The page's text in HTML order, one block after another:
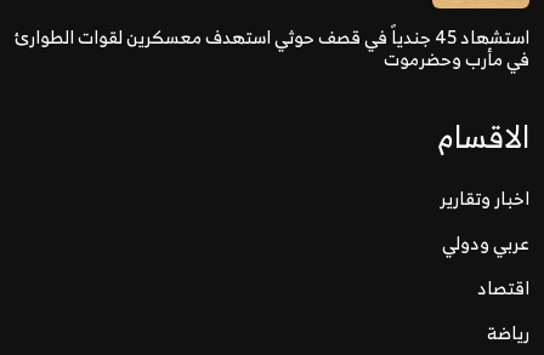
استشهاد 45 جندياً في قصف حوثي استهدف معسكرين لقوات الطوارئ
في مأرب وحضرموت
الاقسام
اخبار وتقارير
عربي ودولي
اقتصاد
رياضة